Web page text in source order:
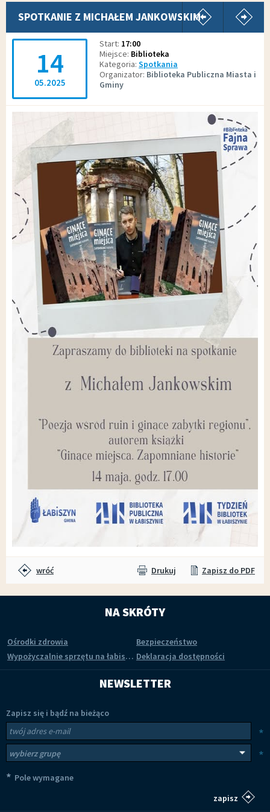
SPOTKANIE Z MICHAŁEM JANKOWSKIM
pokaż
14
05.2025
Start 17:00
Miejsce Biblioteka
Kategoria Spotkania
Organizator Biblioteka Publiczna Miasta i
Gminy
wróć Drukuj Zapisz do PDF
NA SKRÓTY
Ośrodki zdrowia
Bezpieczeństwo
Wypożyczalnie sprzętu na łabiszyńskiej wyspie Deklaracja dostępności
NEWSLETTER
Zapisz się i bądź na bieżąco
Newsletter
*
*
* Pole wymagane